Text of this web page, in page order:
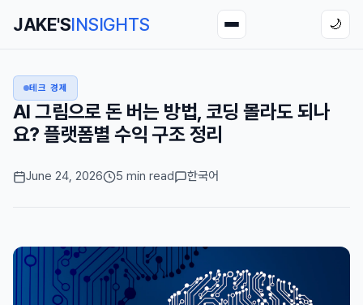
JAKE'SINSIGHTS 🌙
테크 경제
AI 그림으로 돈 버는 방법, 코딩 몰라도 되나
요? 플랫폼별 수익 구조 정리
June 24, 2026 5 min read 한국어